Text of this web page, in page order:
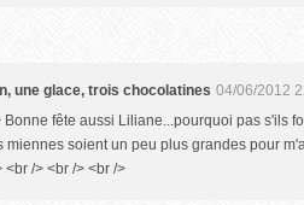
une glace, trois chocolatines 04/06/2012
Bonne fête aussi Liliane...pourquoi pas s'ils
miennes soient un peu plus grandes pour
<br /> <br /> <br />